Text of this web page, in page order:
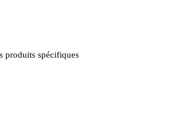
produits spécifiques